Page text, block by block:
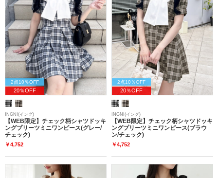
2点10％OFF
20％OFF
INGNI(イング)
【WEB限定】チェック柄シャツドッキ
ングプリーツミニワンピース(グレー/
チェック)
￥4,752
2点10％OFF
20％OFF
INGNI(イング)
【WEB限定】チェック柄シャツドッキ
ングプリーツミニワンピース(ブラウ
ン/チェック)
￥4,752